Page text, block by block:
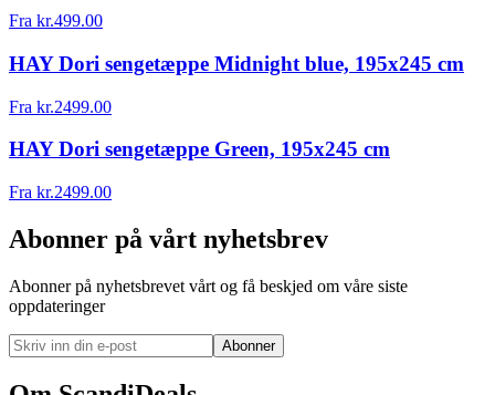
Fra kr.499.00
HAY Dori sengetæppe Midnight blue, 195x245 cm
Fra kr.2499.00
HAY Dori sengetæppe Green, 195x245 cm
Fra kr.2499.00
Abonner på vårt nyhetsbrev
Abonner på nyhetsbrevet vårt og få beskjed om våre siste
oppdateringer
Abonner